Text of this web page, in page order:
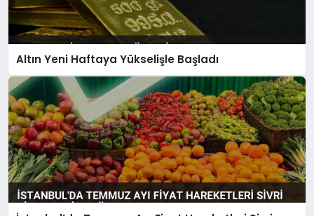
Altın Yeni Haftaya Yükselişle Başladı